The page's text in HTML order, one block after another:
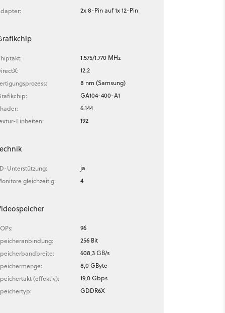
2x 8-Pin auf 1x 12-Pin
1.575/1.770 MHz
12.2
8 nm (Samsung)
GA104-400-A1
6.144
Einheiten:
192
Unterstützung:
ja
gleichzeitig:
4
96
256 Bit
608,3 GB/s
8,0 GByte
(effektiv):
19,0 Gbps
GDDR6X